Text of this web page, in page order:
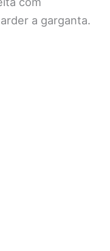
a garganta.